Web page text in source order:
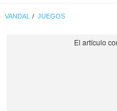
VANDAL JUEGOS